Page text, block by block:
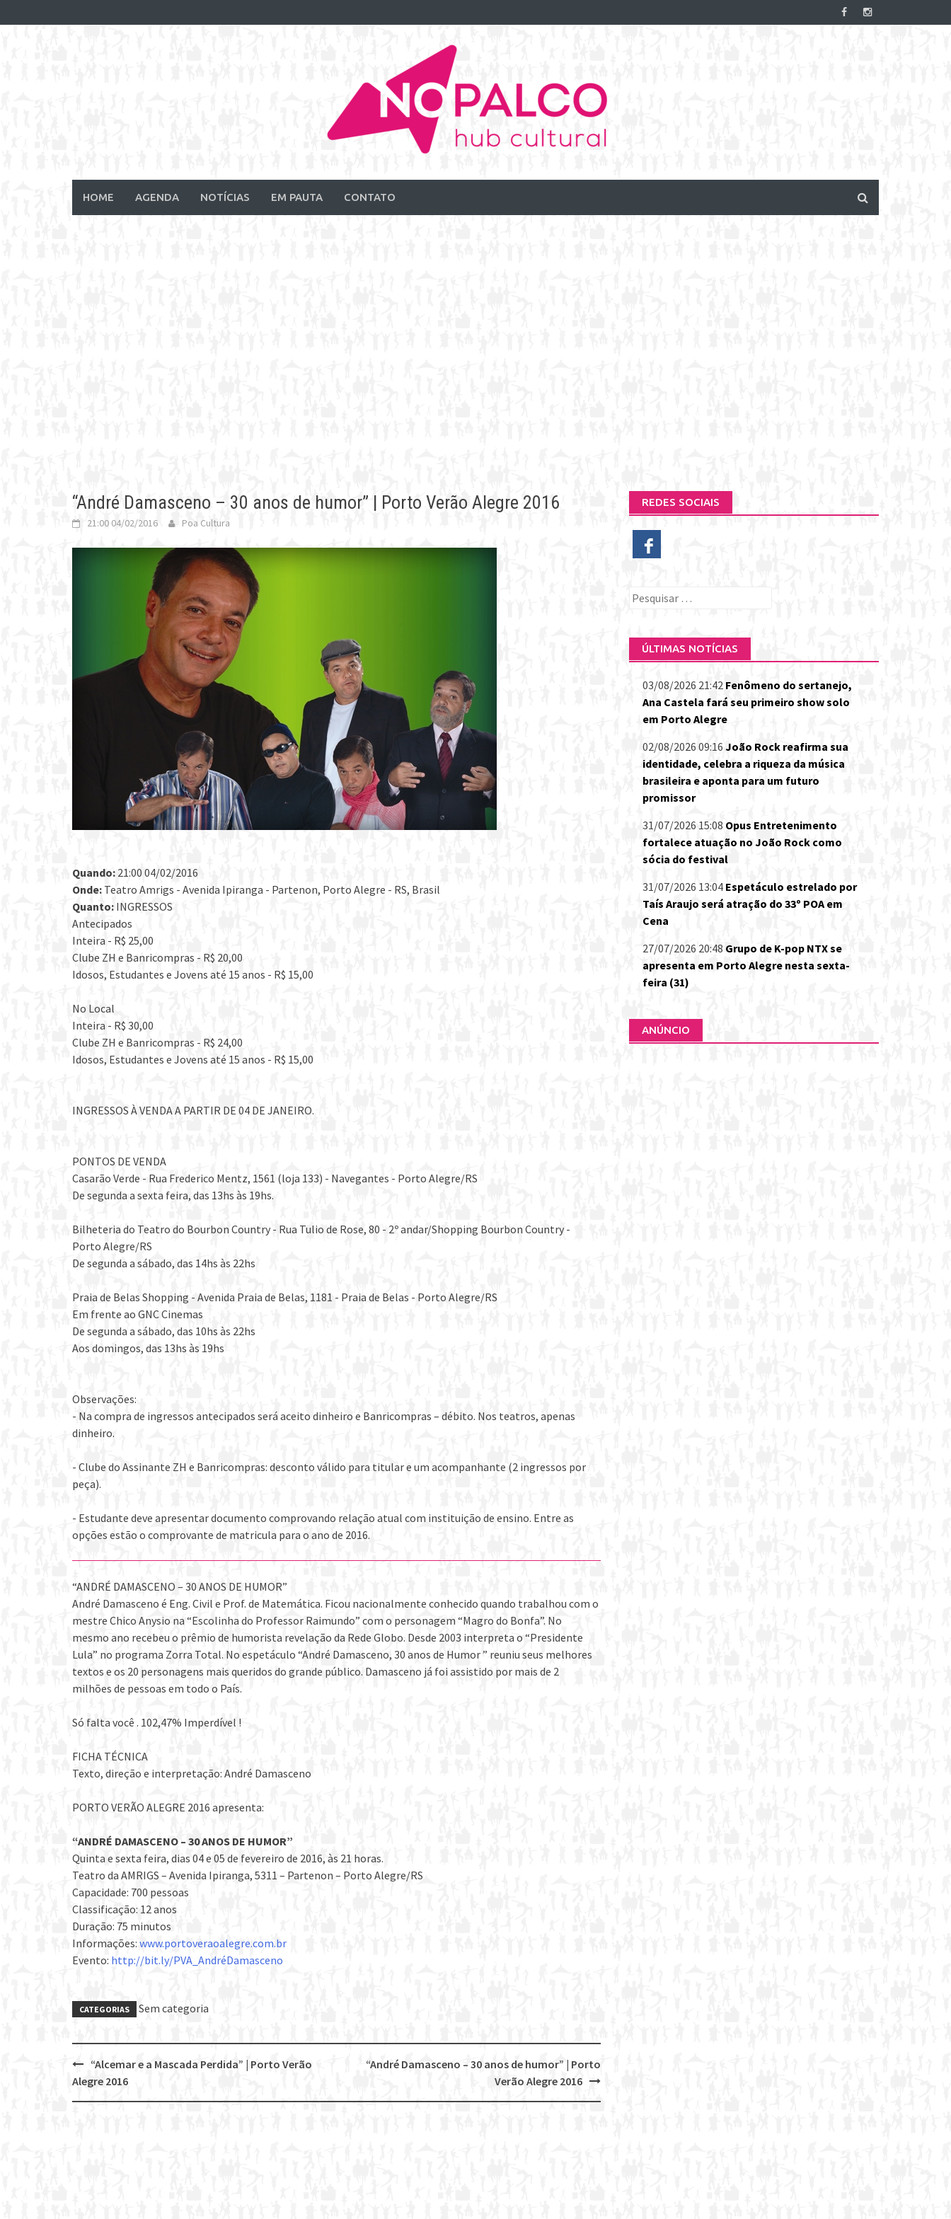
to
HOME AGENDA NOTÍCIAS EM PAUTA CONTATO
“André Damasceno – 30 anos de humor” | Porto Verão Alegre 2016
21:00 04/02/2016 Poa Cultura
Quando: 21:00 04/02/2016
Onde: Teatro Amrigs - Avenida Ipiranga - Partenon, Porto Alegre - RS, Brasil
Quanto: INGRESSOS
Antecipados
Inteira - R$ 25,00
Clube ZH e Banricompras - R$ 20,00
Idosos, Estudantes e Jovens até 15 anos - R$ 15,00
No Local
Inteira - R$ 30,00
Clube ZH e Banricompras - R$ 24,00
Idosos, Estudantes e Jovens até 15 anos - R$ 15,00
INGRESSOS À VENDA A PARTIR DE 04 DE JANEIRO.
PONTOS DE VENDA
Casarão Verde - Rua Frederico Mentz, 1561 (loja 133) - Navegantes - Porto Alegre/RS
De segunda a sexta feira, das 13hs às 19hs.
Bilheteria do Teatro do Bourbon Country - Rua Tulio de Rose, 80 - 2º andar/Shopping Bourbon Country -
Porto Alegre/RS
De segunda a sábado, das 14hs às 22hs
Praia de Belas Shopping - Avenida Praia de Belas, 1181 - Praia de Belas - Porto Alegre/RS
Em frente ao GNC Cinemas
De segunda a sábado, das 10hs às 22hs
Aos domingos, das 13hs às 19hs
Observações:
- Na compra de ingressos antecipados será aceito dinheiro e Banricompras – débito. Nos teatros, apenas
dinheiro.
- Clube do Assinante ZH e Banricompras: desconto válido para titular e um acompanhante (2 ingressos por
peça).
- Estudante deve apresentar documento comprovando relação atual com instituição de ensino. Entre as
opções estão o comprovante de matricula para o ano de 2016.
“ANDRÉ DAMASCENO – 30 ANOS DE HUMOR”
André Damasceno é Eng. Civil e Prof. de Matemática. Ficou nacionalmente conhecido quando trabalhou com o
mestre Chico Anysio na “Escolinha do Professor Raimundo” com o personagem “Magro do Bonfa”. No
mesmo ano recebeu o prêmio de humorista revelação da Rede Globo. Desde 2003 interpreta o “Presidente
Lula” no programa Zorra Total. No espetáculo “André Damasceno, 30 anos de Humor ” reuniu seus melhores
textos e os 20 personagens mais queridos do grande público. Damasceno já foi assistido por mais de 2
milhões de pessoas em todo o País.
Só falta você . 102,47% Imperdível !
FICHA TÉCNICA
Texto, direção e interpretação: André Damasceno
PORTO VERÃO ALEGRE 2016 apresenta:
“ANDRÉ DAMASCENO – 30 ANOS DE HUMOR”
Quinta e sexta feira, dias 04 e 05 de fevereiro de 2016, às 21 horas.
Teatro da AMRIGS – Avenida Ipiranga, 5311 – Partenon – Porto Alegre/RS
Capacidade: 700 pessoas
Classificação: 12 anos
Duração: 75 minutos
Informações: www.portoveraoalegre.com.br
Evento: http://bit.ly/PVA_AndréDamasceno
CATEGORIAS Sem categoria
Post
navigation
“André Damasceno – 30 anos de humor” | Porto
Verão Alegre 2016
“Alcemar e a Mascada Perdida” | Porto Verão
Alegre 2016
REDES SOCIAIS
Pesquisar
ÚLTIMAS NOTÍCIAS
03/08/2026 21:42 Fenômeno do sertanejo,
Ana Castela fará seu primeiro show solo
em Porto Alegre
02/08/2026 09:16 João Rock reafirma sua
identidade, celebra a riqueza da música
brasileira e aponta para um futuro
promissor
31/07/2026 15:08 Opus Entretenimento
fortalece atuação no João Rock como
sócia do festival
31/07/2026 13:04 Espetáculo estrelado por
Taís Araujo será atração do 33º POA em
Cena
27/07/2026 20:48 Grupo de K-pop NTX se
apresenta em Porto Alegre nesta sexta-
feira (31)
ANÚNCIO